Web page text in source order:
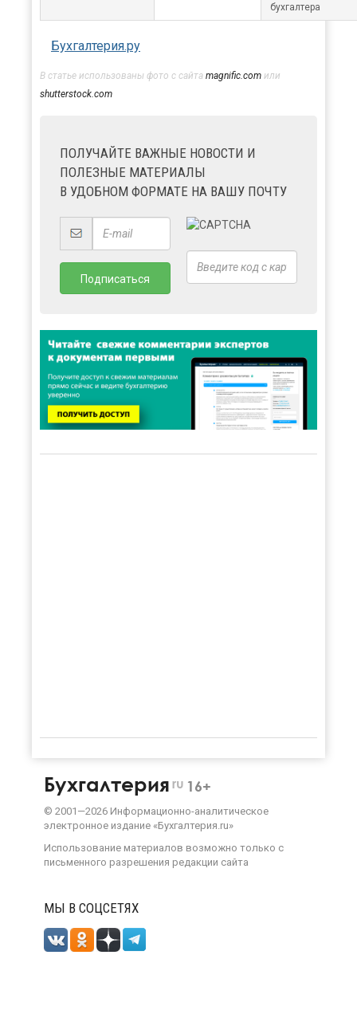
бухгалтера
Бухгалтерия.ру
В статье использованы фото с сайта magnific.com или
shutterstock.com
ПОЛУЧАЙТЕ ВАЖНЫЕ НОВОСТИ И
ПОЛЕЗНЫЕ МАТЕРИАЛЫ
В УДОБНОМ ФОРМАТЕ НА ВАШУ ПОЧТУ
Бухгалтерия ru 16+
© 2001—2026 Информационно-аналитическое
электронное издание «Бухгалтерия.ru»
Использование материалов возможно только с
письменного разрешения редакции сайта
МЫ В СОЦСЕТЯХ